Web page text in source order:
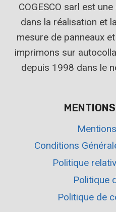
COGESCO sarl est
dans la réalisation et
mesure de panneaux
imprimons sur
depuis 1998 dans le
Conditions
Politique
Politique
Politique de